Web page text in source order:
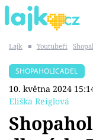
SHOPAHOLICADEL
Lajk ■ Youtubeři
SHOPAHOLICADEL
10. května 2024
Eliška Reiglová